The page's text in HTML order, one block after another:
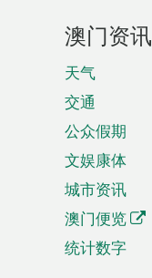
澳门资讯
天气
交通
公众假期
文娱康体
城市资讯
澳门便览
统计数字